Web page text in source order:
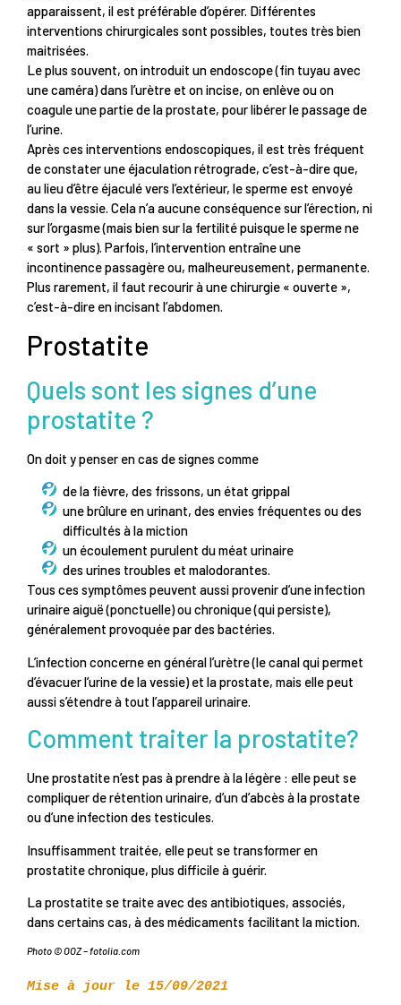
apparaissent, il est préférable d’opérer. Différentes
interventions chirurgicales sont possibles, toutes très bien
maitrisées.
Le plus souvent, on introduit un endoscope (fin tuyau avec
une caméra) dans l’urètre et on incise, on enlève ou on
coagule une partie de la prostate, pour libérer le passage de
l’urine.
Après ces interventions endoscopiques, il est très fréquent
de constater une éjaculation rétrograde, c’est-à-dire que,
au lieu d’être éjaculé vers l’extérieur, le sperme est envoyé
dans la vessie. Cela n’a aucune conséquence sur l’érection, ni
sur l’orgasme (mais bien sur la fertilité puisque le sperme ne
« sort » plus). Parfois, l’intervention entraîne une
incontinence passagère ou, malheureusement, permanente.
Plus rarement, il faut recourir à une chirurgie « ouverte »,
c’est-à-dire en incisant l’abdomen.
Prostatite
Quels sont les signes d’une
prostatite ?
On doit y penser en cas de signes comme
de la fièvre, des frissons, un état grippal
une brûlure en urinant, des envies fréquentes ou des
difficultés à la miction
un écoulement purulent du méat urinaire
des urines troubles et malodorantes.
Tous ces symptômes peuvent aussi provenir d’une infection
urinaire aiguë (ponctuelle) ou chronique (qui persiste),
généralement provoquée par des bactéries.
L’infection concerne en général l’urètre (le canal qui permet
d’évacuer l’urine de la vessie) et la prostate, mais elle peut
aussi s’étendre à tout l’appareil urinaire.
Comment traiter la prostatite?
Une prostatite n’est pas à prendre à la légère : elle peut se
compliquer de rétention urinaire, d’un d’abcès à la prostate
ou d’une infection des testicules.
Insuffisamment traitée, elle peut se transformer en
prostatite chronique, plus difficile à guérir.
La prostatite se traite avec des antibiotiques, associés,
dans certains cas, à des médicaments facilitant la miction.
Photo © OOZ – fotolia.com
Mise à jour le 15/09/2021